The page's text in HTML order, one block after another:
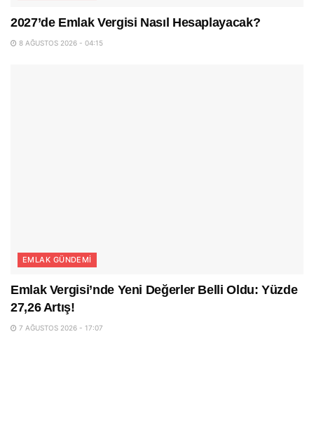
2027’de Emlak Vergisi Nasıl Hesaplayacak?
8 AĞUSTOS 2026 - 04:15
EMLAK GÜNDEMI
Emlak Vergisi’nde Yeni Değerler Belli Oldu: Yüzde
27,26 Artış!
7 AĞUSTOS 2026 - 17:07